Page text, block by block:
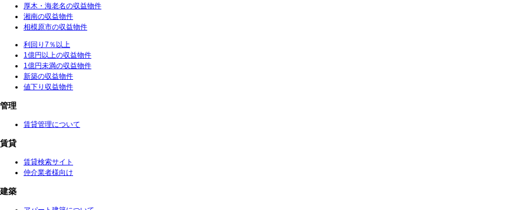
厚木・海老名の収益物件
湘南の収益物件
相模原市の収益物件
利回り7％以上
1億円以上の収益物件
1億円未満の収益物件
新築の収益物件
値下り収益物件
管理
賃貸管理について
賃貸
賃貸検索サイト
仲介業者様向け
建築